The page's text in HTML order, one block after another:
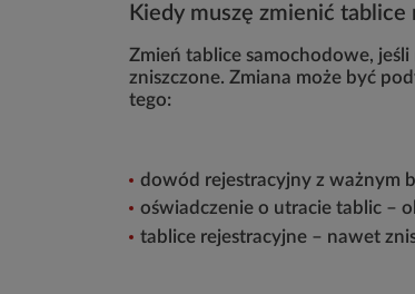
Kiedy muszę zmienić tablice
Zmień tablice samochodowe,
zniszczone. Zmiana może być
tego:
dowód rejestracyjny z ważnym
oświadczenie o utracie tablic –
tablice rejestracyjne – nawet